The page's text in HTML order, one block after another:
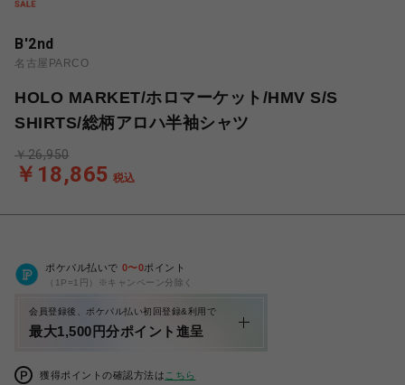
B'2nd
名古屋PARCO
HOLO MARKET/ホロマーケット/HMV S/S
SHIRTS/総柄アロハ半袖シャツ
￥18,865 税込
￥26,950
ポケパル払いで 0〜0ポイント
（1P=1円）※キャンペーン分除く
会員登録後、ポケパル払い初回登録&利用で
最大1,500円分ポイント進呈
獲得ポイントの確認方法は こちら